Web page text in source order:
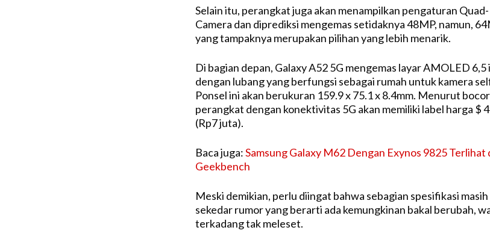
Selain itu, perangkat juga akan menampilkan pengaturan Quad-
Camera dan diprediksi mengemas setidaknya 48MP, namun,
yang tampaknya merupakan pilihan yang lebih menarik.
Di bagian depan, Galaxy A52 5G mengemas layar AMOLED 6,5
dengan lubang yang berfungsi sebagai rumah untuk kamera
Ponsel ini akan berukuran 159.9 x 75.1 x 8.4mm. Menurut
perangkat dengan konektivitas 5G akan memiliki label harga $
(Rp7 juta).
Baca juga:Samsung Galaxy M62 Dengan Exynos 9825 Terlihat
Geekbench
Meski demikian, perlu diingat bahwa sebagian spesifikasi masih
sekedar rumor yang berarti ada kemungkinan bakal berubah,
terkadang tak meleset.